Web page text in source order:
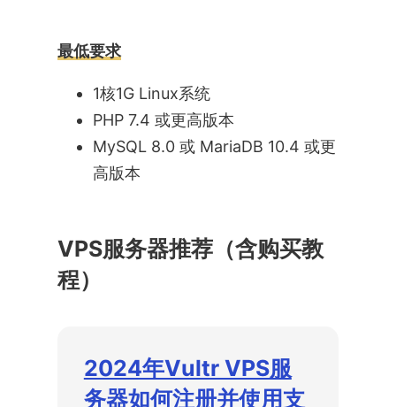
最低要求
1核1G Linux系统
PHP 7.4 或更高版本
MySQL 8.0 或 MariaDB 10.4 或更
高版本
VPS服务器推荐（含购买教
程）
2024年Vultr VPS服
务器如何注册并使用支